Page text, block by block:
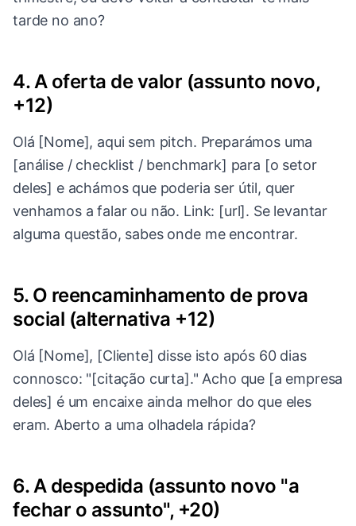
tarde no ano?
4. A oferta de valor (assunto novo,
+12)
Olá [Nome], aqui sem pitch. Preparámos uma
[análise / checklist / benchmark] para [o setor
deles] e achámos que poderia ser útil, quer
venhamos a falar ou não. Link: [url]. Se levantar
alguma questão, sabes onde me encontrar.
5. O reencaminhamento de prova
social (alternativa +12)
Olá [Nome], [Cliente] disse isto após 60 dias
connosco: "[citação curta]." Acho que [a empresa
deles] é um encaixe ainda melhor do que eles
eram. Aberto a uma olhadela rápida?
6. A despedida (assunto novo "a
fechar o assunto", +20)